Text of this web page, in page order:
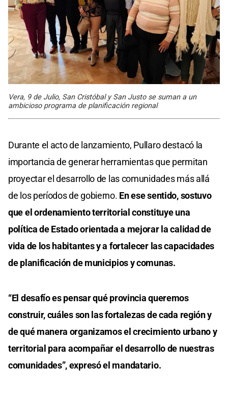
Vera, 9 de Julio, San Cristóbal y San Justo se suman a un
ambicioso programa de planificación regional
Durante el acto de lanzamiento, Pullaro destacó la
importancia de generar herramientas que permitan
proyectar el desarrollo de las comunidades más allá
de los períodos de gobierno. En ese sentido, sostuvo
que el ordenamiento territorial constituye una
política de Estado orientada a mejorar la calidad de
vida de los habitantes y a fortalecer las capacidades
de planificación de municipios y comunas.
“El desafío es pensar qué provincia queremos
construir, cuáles son las fortalezas de cada región y
de qué manera organizamos el crecimiento urbano y
territorial para acompañar el desarrollo de nuestras
comunidades”, expresó el mandatario.